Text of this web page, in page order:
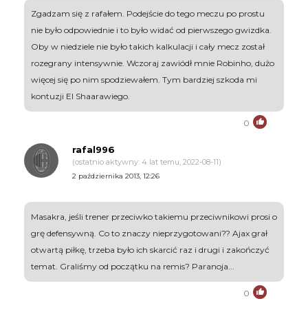
Zgadzam się z rafałem. Podejście do tego meczu po prostu
nie było odpowiednie i to było widać od pierwszego gwizdka.
Oby w niedziele nie było takich kalkulacji i cały mecz został
rozegrany intensywnie. Wczoraj zawiódł mnie Robinho, dużo
więcej się po nim spodziewałem. Tym bardziej szkoda mi
kontuzji El Shaarawiego.
0
rafal996
(ostatnio aktywny: 4 lat temu, 2022-08-11)
2 października 2013, 12:26
Masakra, jeśli trener przeciwko takiemu przeciwnikowi prosi o
grę defensywną. Co to znaczy nieprzygotowani?? Ajax grał
otwartą piłkę, trzeba było ich skarcić raz i drugi i zakończyć
temat. Graliśmy od początku na remis? Paranoja...
0